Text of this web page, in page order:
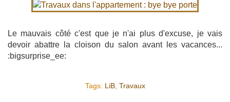
Le mauvais côté c'est que je n'ai plus d'excuse, je vais
devoir abattre la cloison du salon avant les vacances...
:bigsurprise_ee:
Tags: LiB, Travaux